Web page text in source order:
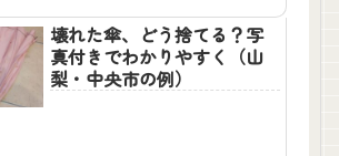
壊れた傘、どう捨てる？写
真付きでわかりやすく（山
梨・中央市の例）